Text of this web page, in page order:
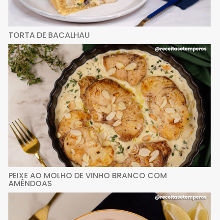
TORTA DE BACALHAU
PEIXE AO MOLHO DE VINHO BRANCO COM
AMÊNDOAS